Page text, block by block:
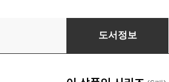
명견만리_미래의 기회 편
도서정보